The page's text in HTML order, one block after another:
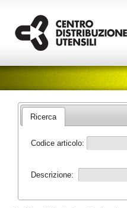
Ricerca
Codice articolo:
Descrizione: